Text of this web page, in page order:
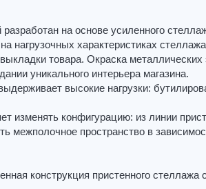
на основе усиленного
нагрузочных характеристиках
товара. Окраска
уникального интерьера магазина.
высокие нагрузки:
изменять конфигурацию: из линии
межполочное пространство в
конструкция пристенного стеллажа